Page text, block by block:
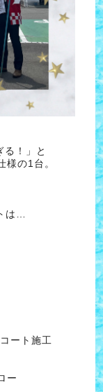
る！」と
様の1台。
は…
ート施工
ー